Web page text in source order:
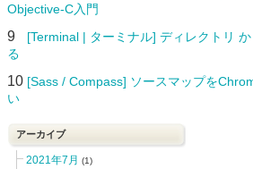
Objective-C入門
9
[Terminal | ターミナル] ディレクトリ
る
10 [Sass / Compass] ソースマップを
い
アーカイブ
2021年7月 (1)